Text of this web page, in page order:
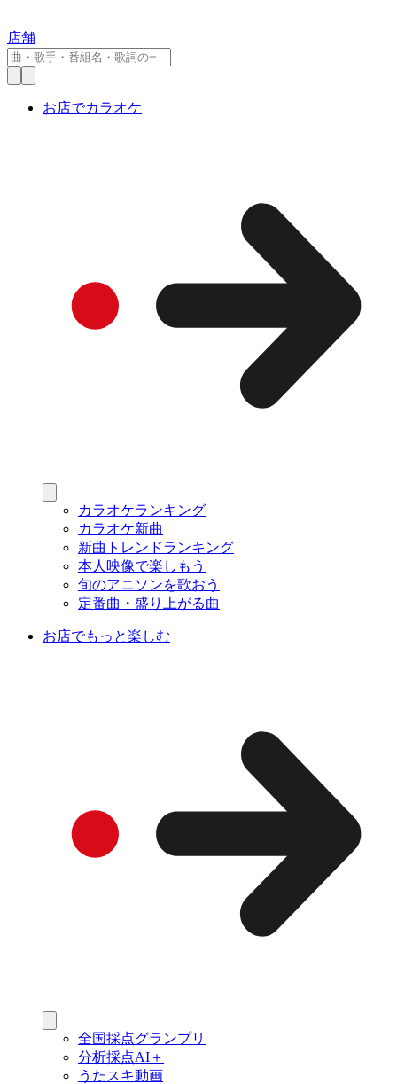
店舗
お店でカラオケ
カラオケランキング
カラオケ新曲
新曲トレンドランキング
本人映像で楽しもう
旬のアニソンを歌おう
定番曲・盛り上がる曲
お店でもっと楽しむ
全国採点グランプリ
分析採点AI＋
うたスキ動画